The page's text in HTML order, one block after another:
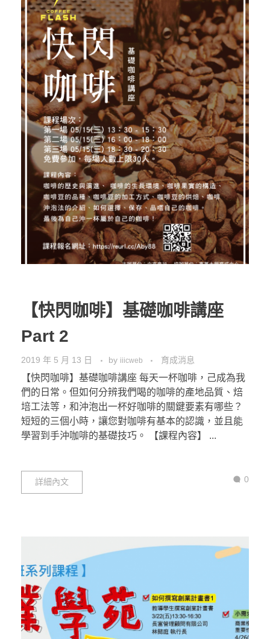
【快閃咖啡】基礎咖啡講座
Part 2
2019 年 5 月 13 日 by iiicweb 育成消息
【快閃咖啡】基礎咖啡講座 每天一杯咖啡，己成為我
們的日常。但如何分辨我們喝的咖啡的產地品質、焙
培工法等，和沖泡出一杯好咖啡的關鍵要素有哪些？
短短的三個小時，讓您對咖啡有基本的認識，並且能
學習到手沖咖啡的基礎技巧。 【課程內容】 ...
詳細內文 0